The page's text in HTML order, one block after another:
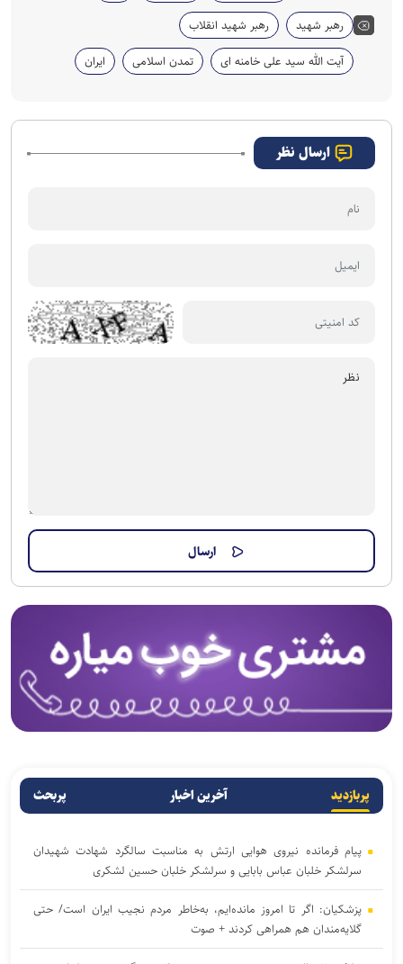
رهبر شهید
رهبر شهید انقلاب
آیت الله سید علی خامنه ای
تمدن اسلامی ایران
ارسال نظر
پربازدید آخرین اخبار پربحث
پیام فرمانده نیروی هوایی ارتش به مناسبت سالگرد شهادت شهیدان
سرلشکر خلبان عباس بابایی و سرلشکر خلبان حسین لشکری
پزشکیان: اگر تا امروز مانده‌ایم، به‌خاطر مردم نجیب ایران است/ حتی
گلایه‌مندان هم همراهی کردند + صوت